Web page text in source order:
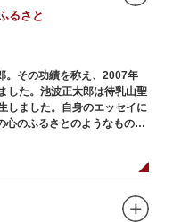
るさと
。その功績を称え、2007年
した。池波正太郎は待乳山聖
しました。自身のエッセイに
心のふるさとのようなもの
り）と記しており、小説の
び登場させています。